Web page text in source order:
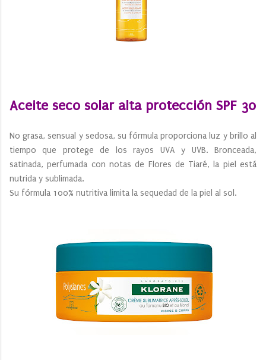
Aceite seco solar alta protección SPF 30
No grasa, sensual y sedosa, su fórmula proporciona luz y brillo al
tiempo que protege de los rayos UVA y UVB. Bronceada,
satinada, perfumada con notas de Flores de Tiaré, la piel está
nutrida y sublimada.
Su fórmula 100% nutritiva limita la sequedad de la piel al sol.